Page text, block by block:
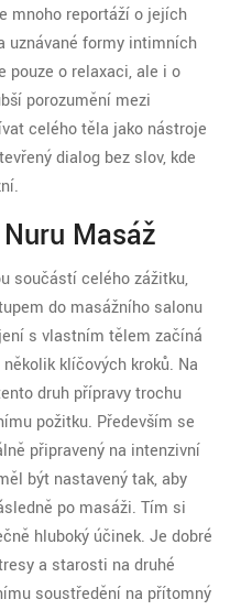
mnoho reportáží o jejích
uznávané formy intimních
pouze o relaxaci, ale i o
porozumění mezi
celého těla jako nástroje
dialog bez slov, kde
Masáž
součástí celého zážitku,
do masážního salonu
s vlastním tělem začíná
klíčových kroků. Na
druh přípravy trochu
požitku. Především se
připravený na intenzivní
být nastavený tak, aby
po masáži. Tím si
hluboký účinek. Je dobré
a starosti na druhé
soustředění na přítomný